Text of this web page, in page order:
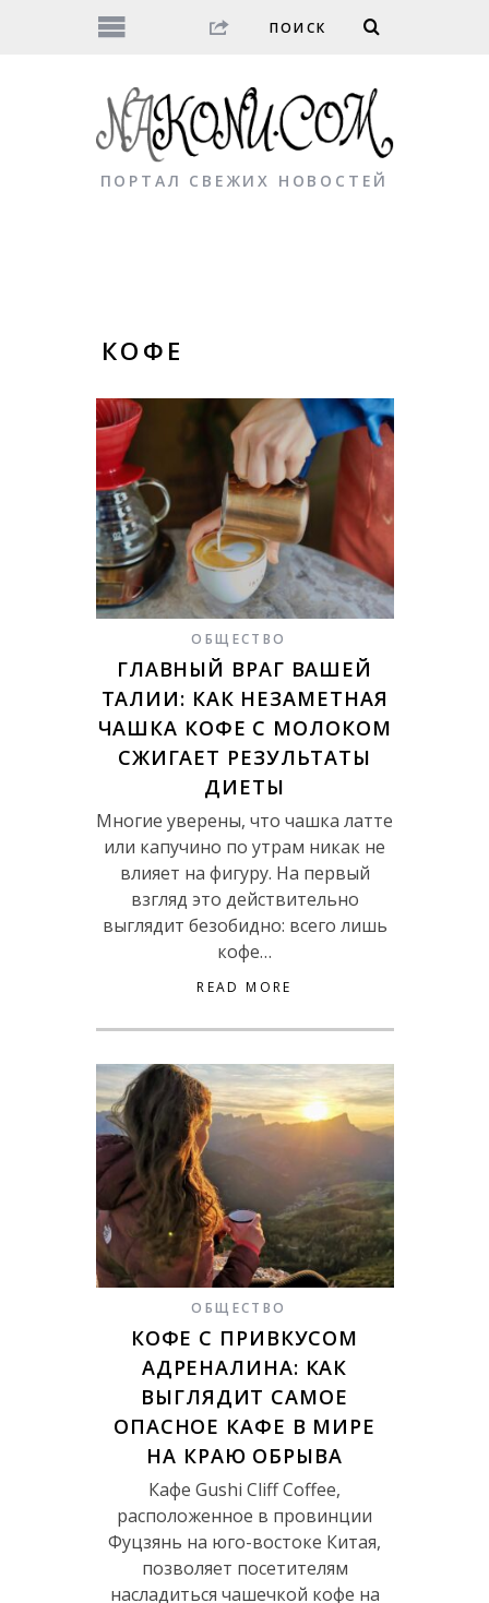
ПОРТАЛ СВЕЖИХ НОВОСТЕЙ
КОФЕ
ОБЩЕСТВО
ГЛАВНЫЙ ВРАГ ВАШЕЙ
ТАЛИИ: КАК НЕЗАМЕТНАЯ
ЧАШКА КОФЕ С МОЛОКОМ
СЖИГАЕТ РЕЗУЛЬТАТЫ
ДИЕТЫ
Многие уверены, что чашка латте
или капучино по утрам никак не
влияет на фигуру. На первый
взгляд это действительно
выглядит безобидно: всего лишь
кофе…
READ MORE
ОБЩЕСТВО
КОФЕ С ПРИВКУСОМ
АДРЕНАЛИНА: КАК
ВЫГЛЯДИТ САМОЕ
ОПАСНОЕ КАФЕ В МИРЕ
НА КРАЮ ОБРЫВА
Кафе Gushi Cliff Coffee,
расположенное в провинции
Фуцзянь на юго-востоке Китая,
позволяет посетителям
насладиться чашечкой кофе на